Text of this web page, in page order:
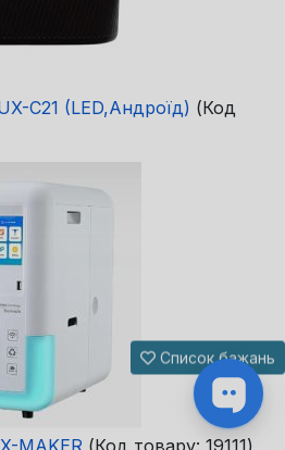
C21 (LED,Андроїд) (Код
MAKER (Код товару: 19111)
Список бажань